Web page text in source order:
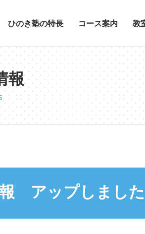
ひのき塾の特長 コース案内 教
報
アップしました